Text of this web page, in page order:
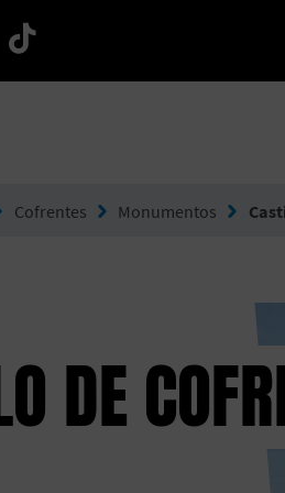
twitter
en instagram
seguir en youtube
Cofrentes Monumentos
DE